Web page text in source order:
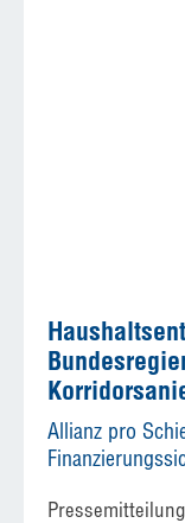
Allianz pro